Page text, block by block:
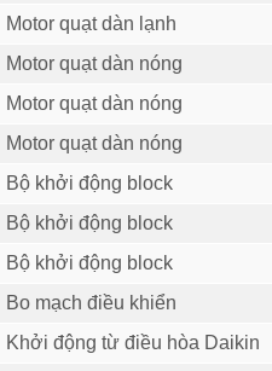
Motor quạt dàn lạnh
Motor quạt dàn nóng
Motor quạt dàn nóng
Motor quạt dàn nóng
Bộ khởi động block
Bộ khởi động block
Bộ khởi động block
Bo mạch điều khiển
Khởi động từ điều hòa Daikin